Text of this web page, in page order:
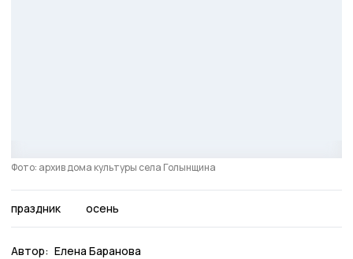
Фото: архив дома культуры села Голынщина
праздник осень
Автор: Елена Баранова